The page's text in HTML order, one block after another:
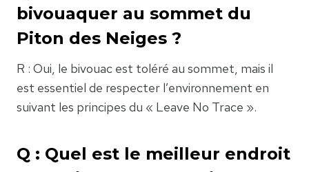
bivouaquer au sommet du
Piton des Neiges ?
R : Oui, le bivouac est toléré au sommet, mais il
est essentiel de respecter l’environnement en
suivant les principes du « Leave No Trace ».
Q : Quel est le meilleur endroit